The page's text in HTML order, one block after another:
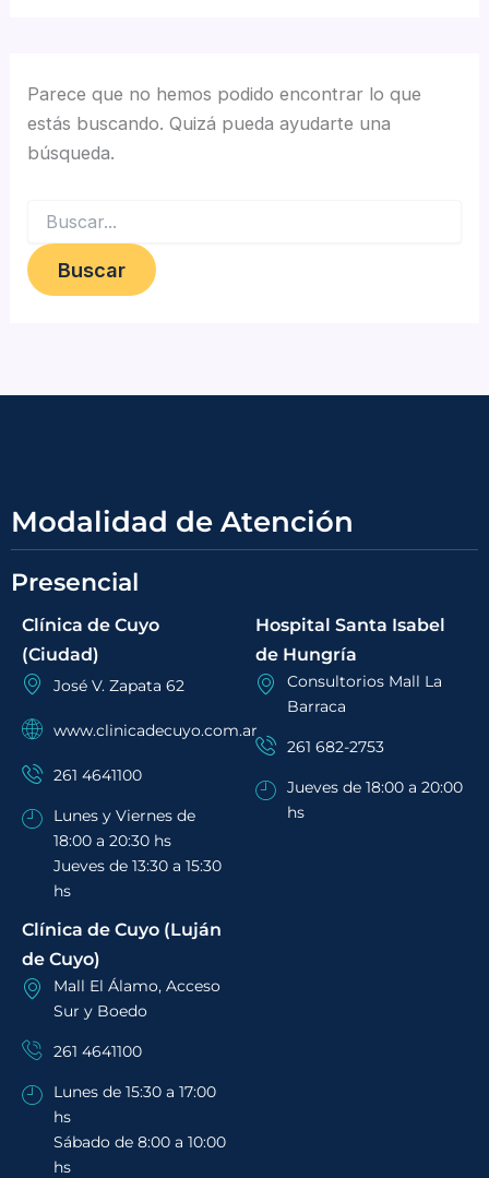
Parece que no hemos podido encontrar lo que
estás buscando. Quizá pueda ayudarte una
búsqueda.
Modalidad de Atención
Presencial
Clínica de Cuyo
(Ciudad)
José V. Zapata 62
www.clinicadecuyo.com.ar
261 4641100
Lunes y Viernes de
18:00 a 20:30 hs
Jueves de 13:30 a 15:30
hs
Clínica de Cuyo (Luján
de Cuyo)
Mall El Álamo, Acceso
Sur y Boedo
261 4641100
Lunes de 15:30 a 17:00
hs
Sábado de 8:00 a 10:00
hs
Hospital Santa Isabel
de Hungría
Consultorios Mall La
Barraca
261 682-2753
Jueves de 18:00 a 20:00
hs